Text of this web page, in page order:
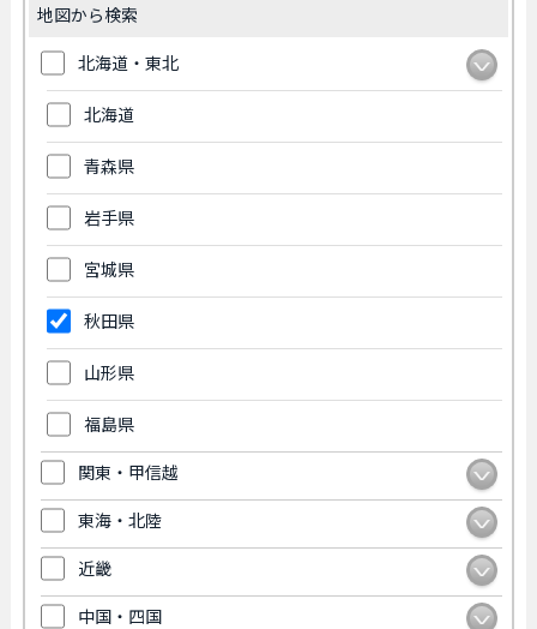
地図から検索
北海道・東北
北海道
青森県
岩手県
宮城県
秋田県
山形県
福島県
関東・甲信越
東海・北陸
近畿
中国・四国